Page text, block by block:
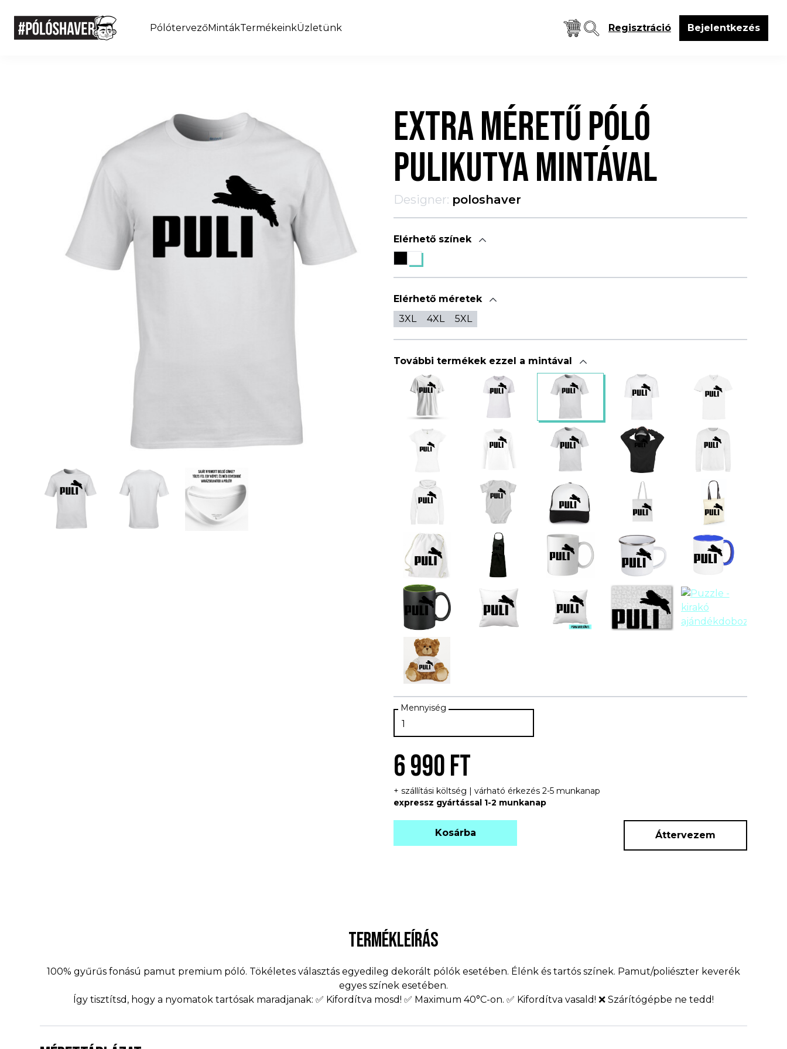
PólótervezőMintákTermékeinkÜzletünk Regisztráció Bejelentkezés
EXTRA MÉRETŰ PÓLÓ
PULIKUTYA MINTÁVAL
Designer: poloshaver
Elérhető színek
Elérhető méretek
3XL
4XL 5XL
További termékek ezzel a mintával
6 990 FT
+ szállítási költség | várható érkezés 2-5 munkanap
expressz gyártással 1-2 munkanap
Kosárba Áttervezem
TERMÉKLEÍRÁS
100% gyűrűs fonású pamut premium póló. Tökéletes választás egyedileg dekorált pólók esetében. Élénk és tartós színek. Pamut/poliészter keverék
egyes színek esetében.
Így tisztítsd, hogy a nyomatok tartósak maradjanak: ✅ Kifordítva mosd! ✅ Maximum 40°C-on. ✅ Kifordítva vasald! ❌ Szárítógépbe ne tedd!